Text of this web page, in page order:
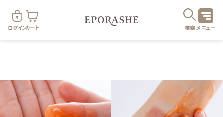
ログインカート 検索メニュー